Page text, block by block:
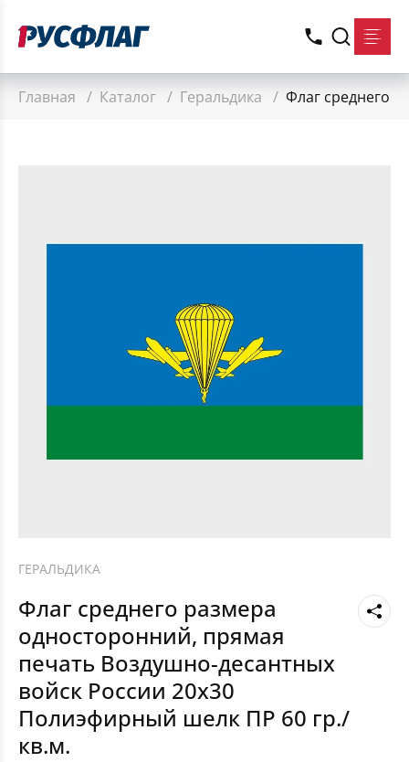
Главная / Каталог / Геральдика / Флаг среднего
ГЕРАЛЬДИКА
Флаг среднего размера
односторонний, прямая
печать Воздушно-десантных
войск России 20х30
Полиэфирный шелк ПР 60 гр./
кв.м.